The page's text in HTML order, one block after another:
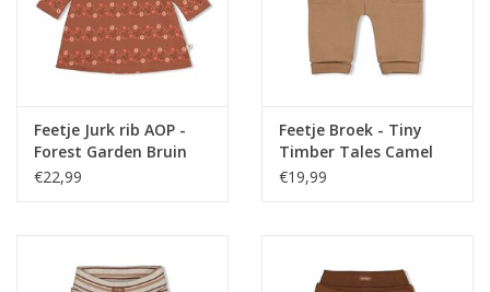
Feetje Jurk rib AOP -
Forest Garden Bruin
€22,99
Feetje Broek - Tiny
Timber Tales Camel
€19,99